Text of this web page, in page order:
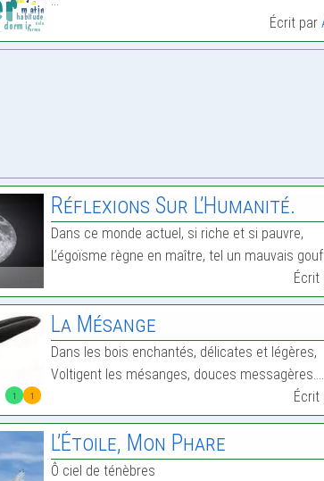
Écrit par
Réflexions Sur L’Humanité.
Dans ce monde actuel, si riche et si pauvre,
L’égoïsme règne en maître, tel un mauvais
Écrit
1 1
La Mésange
Dans les bois enchantés, délicates et légères,
Voltigent les mésanges, douces messagères.…
L’Étoile, Mon Phare
Ô ciel de ténèbres